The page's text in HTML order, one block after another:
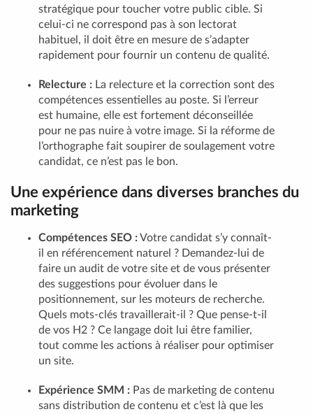
stratégique pour toucher votre public cible. Si
celui-ci ne correspond pas à son lectorat
habituel, il doit être en mesure de s’adapter
rapidement pour fournir un contenu de qualité.
Relecture : La relecture et la correction sont des
compétences essentielles au poste. Si l’erreur
est humaine, elle est fortement déconseillée
pour ne pas nuire à votre image. Si la réforme de
l’orthographe fait soupirer de soulagement votre
candidat, ce n’est pas le bon.
Une expérience dans diverses branches du
marketing
Compétences SEO :Votre candidat s’y connaît-
il en référencement naturel ? Demandez-lui de
faire un audit de votre site et de vous présenter
des suggestions pour évoluer dans le
positionnement, sur les moteurs de recherche.
Quels mots-clés travaillerait-il ? Que pense-t-il
de vos H2 ? Ce langage doit lui être familier,
tout comme les actions à réaliser pour optimiser
un site.
Expérience SMM : Pas de marketing de contenu
sans distribution de contenu et c’est là que les